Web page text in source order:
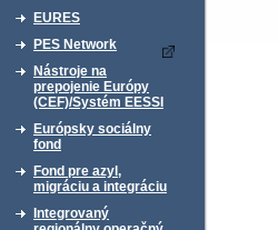
EURES
PES Network
Nástroje na
prepojenie Európy
(CEF)/Systém EESSI
Európsky sociálny
fond
Fond pre azyl,
migráciu a integráciu
Integrovaný